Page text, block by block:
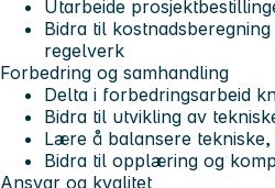
Utarbeide
Bidra til
regelverk
Forbedring og samhandling
Delta i forbedringsarbeid
Bidra til utvikling av
Lære å balansere
Bidra til opplæring og
Ansvar og kvalitet